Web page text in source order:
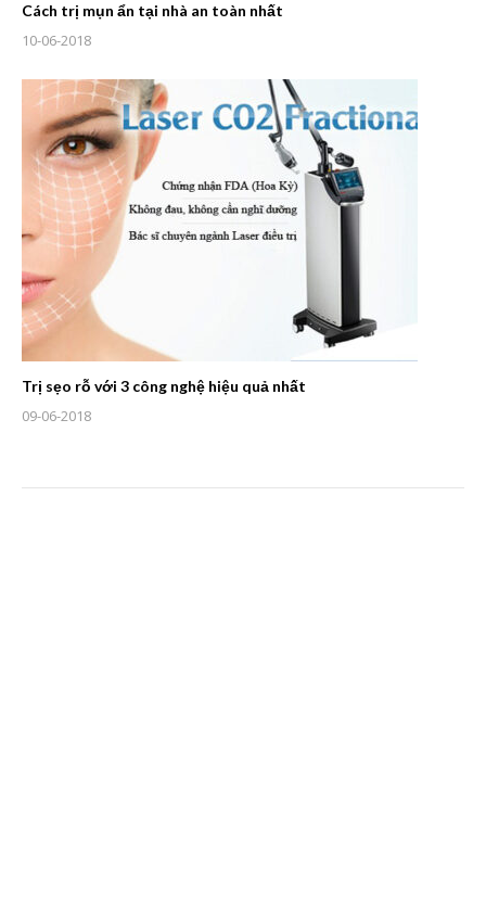
Cách trị mụn ẩn tại nhà an toàn nhất
10-06-2018
Trị sẹo rỗ với 3 công nghệ hiệu quả nhất
09-06-2018